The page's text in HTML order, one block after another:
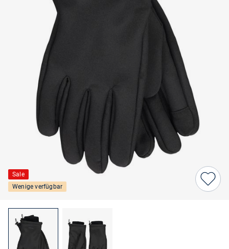
Sale
Wenige verfügbar